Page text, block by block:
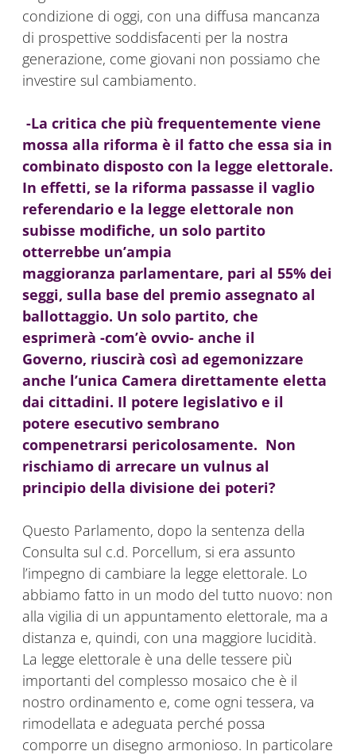
condizione di oggi, con una diffusa mancanza
di prospettive soddisfacenti per la nostra
generazione, come giovani non possiamo che
investire sul cambiamento.
-La critica che più frequentemente viene
mossa alla riforma è il fatto che essa sia in
combinato disposto con la legge elettorale.
In effetti, se la riforma passasse il vaglio
referendario e la legge elettorale non
subisse modifiche, un solo partito
otterrebbe un’ampia
maggioranza parlamentare, pari al 55% dei
seggi, sulla base del premio assegnato al
ballottaggio. Un solo partito, che
esprimerà -com’è ovvio- anche il
Governo, riuscirà così ad egemonizzare
anche l’unica Camera direttamente eletta
dai cittadini. Il potere legislativo e il
potere esecutivo sembrano
compenetrarsi pericolosamente. Non
rischiamo di arrecare un vulnus al
principio della divisione dei poteri?
Questo Parlamento, dopo la sentenza della
Consulta sul c.d. Porcellum, si era assunto
l’impegno di cambiare la legge elettorale. Lo
abbiamo fatto in un modo del tutto nuovo: non
alla vigilia di un appuntamento elettorale, ma a
distanza e, quindi, con una maggiore lucidità.
La legge elettorale è una delle tessere più
importanti del complesso mosaico che è il
nostro ordinamento e, come ogni tessera, va
rimodellata e adeguata perché possa
comporre un disegno armonioso. In particolare